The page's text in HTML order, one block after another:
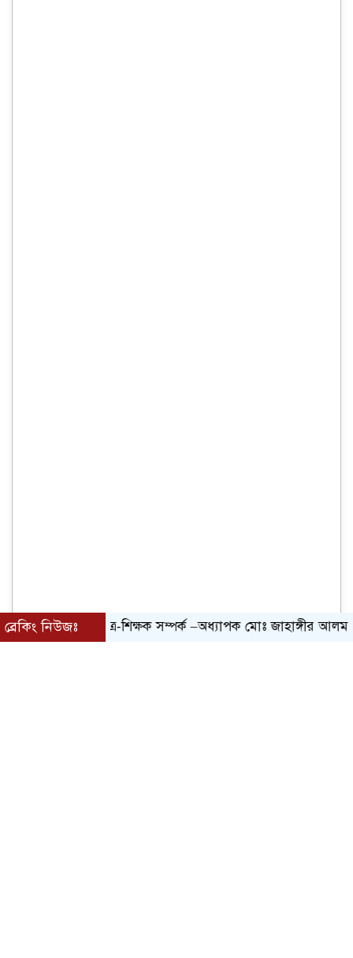
ব্রেকিং নিউজঃছাত্র-শিক্ষক সম্পর্ক –অধ্যাপক মোঃ জাহাঙ্গীর আলম —